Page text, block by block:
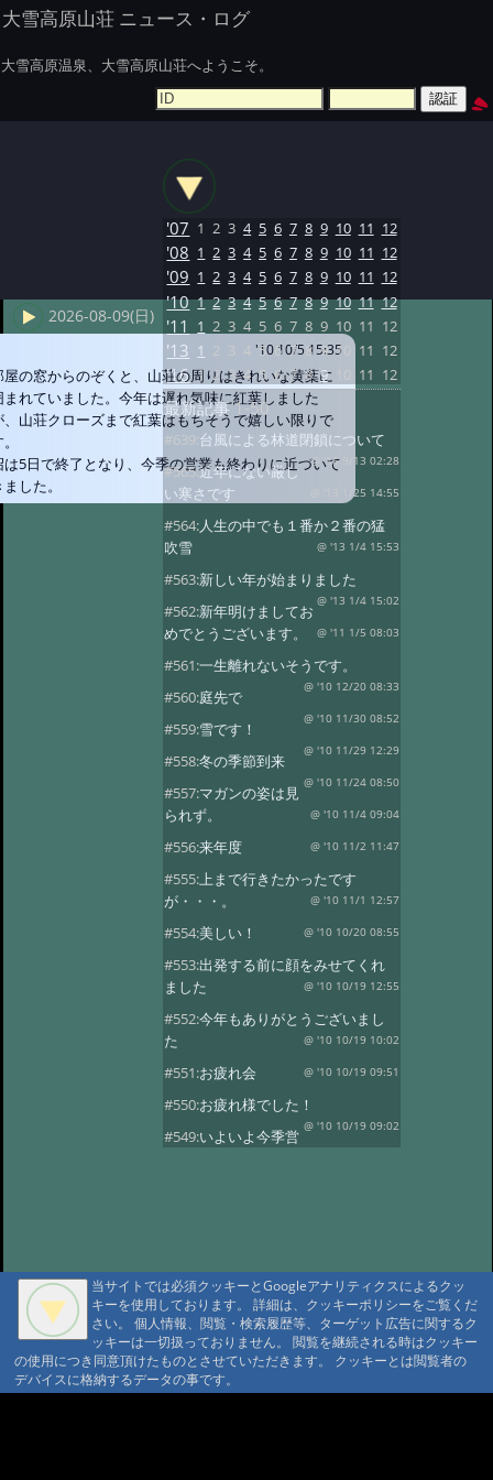
大雪高原山荘 ニュース・ログ
大雪高原温泉、大雪高原山荘へようこそ。
2026-08-09(日)
'10 10/5 15:35
屋の窓からのぞくと、山荘の周りはきれいな黄葉に
まれていました。今年は遅れ気味に紅葉しました
、山荘クローズまで紅葉はもちそうで嬉しい限りで
は5日で終了となり、今季の営業も終わりに近づいて
した。
'07 1 2 3 4 5 6 7 8 9 10 11 12
'08 1 2 3 4 5 6 7 8 9 10 11 12
'09 1 2 3 4 5 6 7 8 9 10 11 12
'10 1 2 3 4 5 6 7 8 9 10 11 12
'11 1 2 3 4 5 6 7 8 9 10 11 12
'13 1 2 3 4 5 6 7 8 9 10 11 12
'16 1 2 3 4 5 6 7 8 9 11 12
最新記事1-50
#639:台風による林道閉鎖について
@ '16 9/13 02:28
#565:近年にない厳し
い寒さです
@ '13 1/25 14:55
#564:人生の中でも１番か２番の猛
吹雪
@ '13 1/4 15:53
#563:新しい年が始まりました
@ '13 1/4 15:02
#562:新年明けましてお
めでとうございます。
@ '11 1/5 08:03
#561:一生離れないそうです。
@ '10 12/20 08:33
#560:庭先で
@ '10 11/30 08:52
#559:雪です！
@ '10 11/29 12:29
#558:冬の季節到来
@ '10 11/24 08:50
#557:マガンの姿は見
られず。
@ '10 11/4 09:04
#556:来年度 @ '10 11/2 11:47
#555:上まで行きたかったです
が・・・。
@ '10 11/1 12:57
#554:美しい！ @ '10 10/20 08:55
#553:出発する前に顔をみせてくれ
ました
@ '10 10/19 12:55
#552:今年もありがとうございまし
た
@ '10 10/19 10:02
#551:お疲れ会 @ '10 10/19 09:51
#550:お疲れ様でした！
@ '10 10/19 09:02
#549:いよいよ今季営
#546:山の神様に歓迎されています
ね
@ '10 10/19 08:20
#545: 沼巡り最終日 @ '10 10/18 11:51
#544:霞ちゃん！ @ '10 10/18 11:32
#543:ヒグマセンター終了
当サイトでは必須クッキーとGoogleアナリティクスによるクッ
キーを使用しております。 詳細は、クッキーポリシーをご覧くだ
さい。 個人情報、閲覧・検索履歴等、ターゲット広告に関するク
ッキーは一切扱っておりません。 閲覧を継続される時はクッキー
の使用につき同意頂けたものとさせていただきます。 クッキーとは閲覧者の
デバイスに格納するデータの事です。